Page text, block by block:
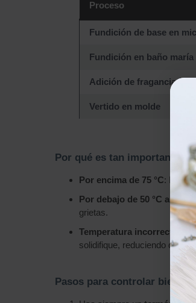
Proceso
Fundición de base en
Fundición en baño maría
Adición de fragancias y
Vertido en molde
Por qué es tan importante la
Por encima de 75 °C: La
Por debajo de 50 °C al verter
grietas.
Temperatura incorrecta al
solidifique, reduciendo
Pasos para controlar bien la